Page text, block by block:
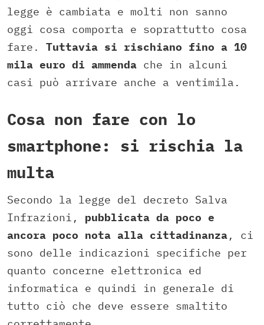
legge è cambiata e molti non sanno
oggi cosa comporta e soprattutto cosa
fare.
Tuttavia si rischiano fino a 10
mila euro di ammenda che in alcuni
casi può arrivare anche a ventimila.
Cosa non fare con lo
smartphone: si rischia la
multa
Secondo la legge del decreto Salva
Infrazioni, pubblicata da poco e
ancora poco nota alla cittadinanza, ci
sono delle indicazioni specifiche per
quanto concerne elettronica ed
informatica e quindi in generale di
tutto ciò che deve essere smaltito